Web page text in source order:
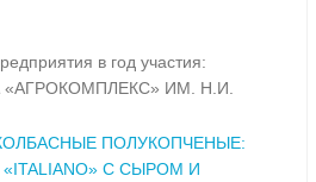
в год участия:
ИМ. Н.И.
ПОЛУКОПЧЕНЫЕ:
С СЫРОМ И